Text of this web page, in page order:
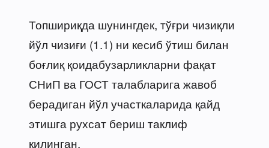
Топшириқда шунингдек, тўғри чизиқли
йўл чизиғи (1.1) ни кесиб ўтиш билан
боғлиқ қоидабузарликларни фақат
СНиП ва ГОСТ талабларига жавоб
берадиган йўл участкаларида қайд
этишга рухсат бериш таклиф
қилинган.